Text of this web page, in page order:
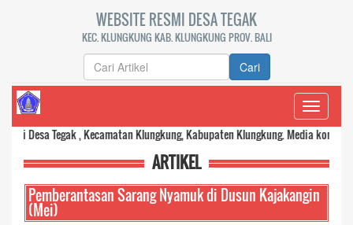
WEBSITE RESMI DESA TEGAK
KEC. KLUNGKUNG KAB. KLUNGKUNG PROV. BALI
Cari
Toggle
Tegak , Kecamatan Klungkung, Kabupaten Klungkung. Media komunikasi
ARTIKEL
Pemberantasan Sarang Nyamuk di Dusun Kajakangin
(Mei)